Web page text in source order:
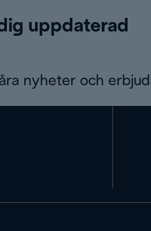
uppdaterad
nyheter och